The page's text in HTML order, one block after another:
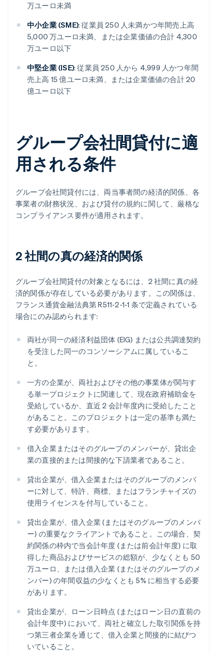
万ユーロ未満
中小企業 (SME): 従業員 250 人未満かつ年間売上高
5,000 万ユーロ未満、または企業価値の合計 4,300
万ユーロ以下
中堅企業 (ISE): 従業員 250 人から 4,999 人かつ年間
売上高 15 億ユーロ未満、または企業価値の合計 20
億ユーロ以下
グループ会社間貸付に適
用される条件
グループ会社間貸付には、両当事者間の経済的関係、各
事業者の財務状況、および貸付の規約に関して、厳格な
コンプライアンス要件が適用されます。
2 社間の真の経済的関係
グループ会社間貸付の対象となるには、2 社間に真の経
済的関係が存在している必要があります。この関係は、
フランス通貨金融法典第 R511-2-1-1 条で定義されている
場合にのみ認められます:
両社が同一の経済利益団体 (EIG) または公共調達契約
を受注した同一のコンソーシアムに属しているこ
と。
一方の企業が、両社およびその他の事業体が関与す
る単一プロジェクトに関連して、現在政府補助金を
受給しているか、直近 2 会計年度内に受給したこと
があること。このプロジェクトは一定の基準も満た
す必要があります。
借入企業またはそのグループのメンバーが、貸出企
業の直接的または間接的な下請業者であること。
貸出企業が、借入企業またはそのグループのメンバ
ーに対して、特許、商標、またはフランチャイズの
使用ライセンスを付与していること。
貸出企業が、借入企業 (またはそのグループのメンバ
ー) の重要なクライアントであること。この場合、契
約関係の枠内で当会計年度 (または前会計年度) に取
得した商品およびサービスの総額が、少なくとも 50
万ユーロ、または借入企業 (またはそのグループのメ
ンバー) の年間収益の少なくとも 5% に相当する必要
があります。
貸出企業が、ローン日時点 (またはローン日の直前の
会計年度中) において、両社と確立した取引関係を持
つ第三者企業を通じて、借入企業と間接的に結びつ
いていること。